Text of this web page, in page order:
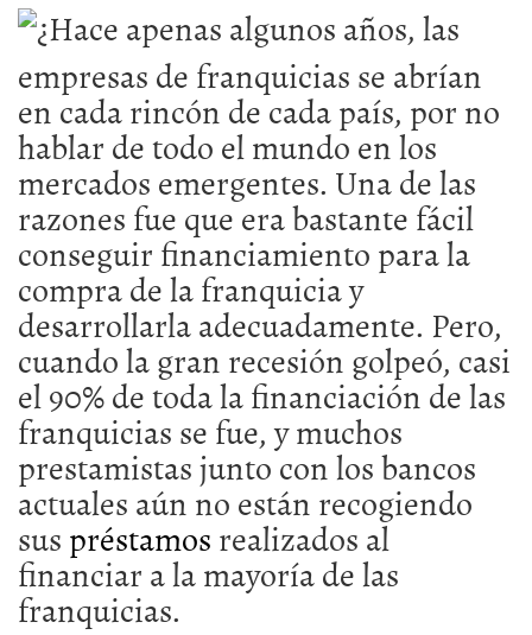
Hace apenas algunos años, las
empresas de franquicias se abrían
en cada rincón de cada país, por no
hablar de todo el mundo en los
mercados emergentes. Una de las
razones fue que era bastante fácil
conseguir financiamiento para la
compra de la franquicia y
desarrollarla adecuadamente. Pero,
cuando la gran recesión golpeó, casi
el 90% de toda la financiación de las
franquicias se fue, y muchos
prestamistas junto con los bancos
actuales aún no están recogiendo
suspréstamosrealizados al
financiar a la mayoría de las
franquicias.